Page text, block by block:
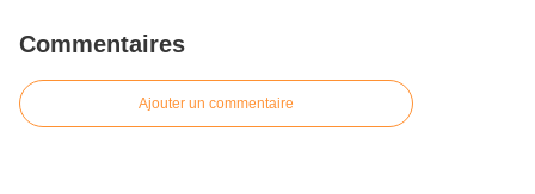
Commentaires
Ajouter un commentaire